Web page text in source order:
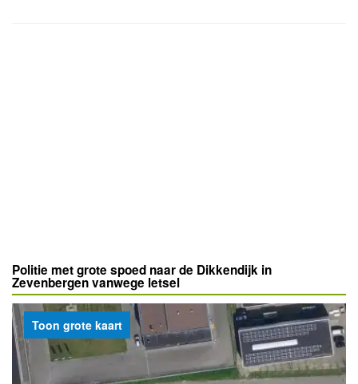
Politie met grote spoed naar de Dikkendijk in
Zevenbergen vanwege letsel
Toon grote kaart